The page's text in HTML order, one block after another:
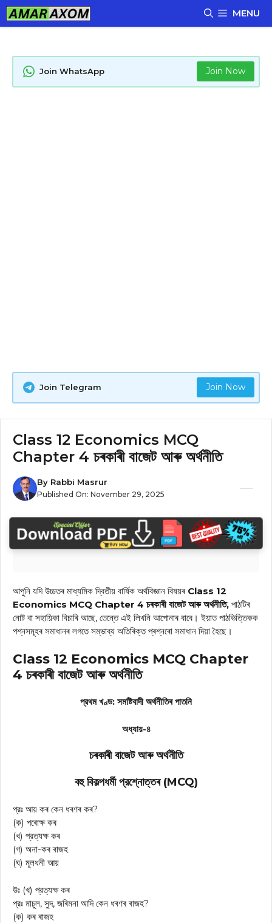
Skip
to
MENU
Join WhatsApp Join Now
Join Telegram Join Now
Class 12 Economics MCQ
Chapter 4 চৰকাৰী বাজেট আৰু অৰ্থনীতি
By Rabbi Masrur
Published On: November 29, 2025
আপুনি যদি উচ্চতৰ মাধ্যমিক দ্বিতীয় বাৰ্ষিক অর্থবিজ্ঞান বিষয়ৰ Class 12
Economics MCQ Chapter 4 চৰকাৰী বাজেট আৰু অৰ্থনীতি, পাঠটিৰ
নোট বা সহায়িকা বিচাৰি আছে, তেন্তে এই লিখনি আপোনাৰ বাবে। ইয়াত পাঠভিত্তিকক
পশ্নসমূহৰ সমাধানৰ লগতে সম্ভাব্য অতিৰিক্ত প্ৰশ্নৰো সমাধান দিয়া হৈছে।
Class 12 Economics MCQ Chapter
4 চৰকাৰী বাজেট আৰু অৰ্থনীতি
প্রথম খণ্ড: সমষ্টিবাদী অৰ্থনীতিৰ পাতনি
অধ্যায়-৪
চৰকাৰী বাজেট আৰু অৰ্থনীতি
বহু বিকল্পধর্মী প্রশ্নোত্তৰ (MCQ)
প্রঃ আয় কৰ কেন ধৰণৰ কৰ?
(ক) পৰোক্ষ কৰ
(খ) প্রত্যক্ষ কৰ
(গ) অনা-কৰ ৰাজহ
(ঘ) মূলধনী আয়
উঃ (খ) প্রত্যক্ষ কৰ
প্রঃ মাচুল, সুদ, জৰিমনা আদি কেন ধৰণৰ ৰাজহ?
(ক) কৰ ৰাজহ